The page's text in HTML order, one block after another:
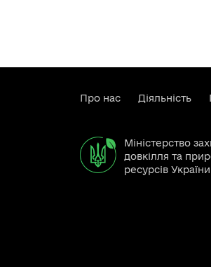
Про нас Діяльність
Міністерство
довкілля та
ресурсів України